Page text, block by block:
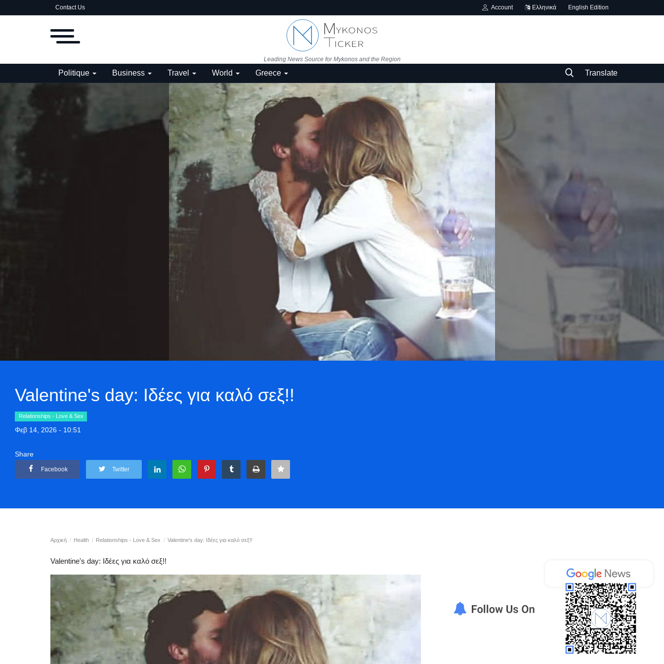
Contact Us Account Ελληνικά English Edition
Leading News Source for Mykonos and the Region
Politique Business Travel World Greece Translate
Valentine's day: Ιδέες για καλό σεξ!!
Relationships - Love & Sex
Φεβ 14, 2026 - 10:51
Share
Facebook Twitter
Αρχική Health Relationships - Love & Sex Valentine's day: Ιδέες για καλό σεξ!!
Valentine's day: Ιδέες για καλό σεξ!!